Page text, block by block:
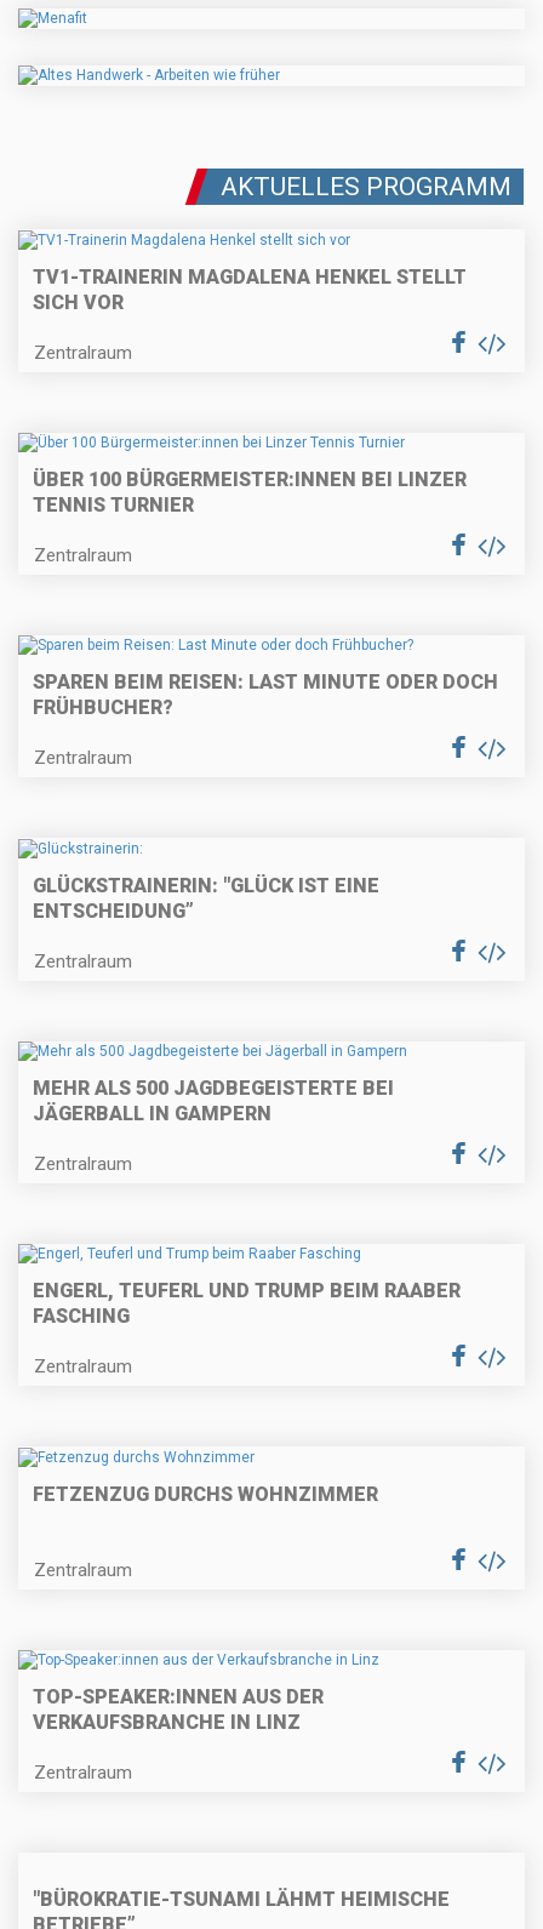
AKTUELLES PROGRAMM
TV1-TRAINERIN MAGDALENA HENKEL STELLT
SICH VOR
Zentralraum
ÜBER 100 BÜRGERMEISTER:INNEN BEI LINZER
TENNIS TURNIER
Zentralraum
SPAREN BEIM REISEN: LAST MINUTE ODER DOCH
FRÜHBUCHER?
Zentralraum
GLÜCKSTRAINERIN: "GLÜCK IST EINE
ENTSCHEIDUNG”
Zentralraum
MEHR ALS 500 JAGDBEGEISTERTE BEI
JÄGERBALL IN GAMPERN
Zentralraum
ENGERL, TEUFERL UND TRUMP BEIM RAABER
FASCHING
Zentralraum
FETZENZUG DURCHS WOHNZIMMER
Zentralraum
TOP-SPEAKER:INNEN AUS DER
VERKAUFSBRANCHE IN LINZ
Zentralraum
"BÜROKRATIE-TSUNAMI LÄHMT HEIMISCHE